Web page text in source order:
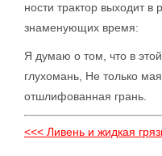
ности трактор выходит в
знаменующих время:
Я думаю о том, что в
глухомань, Не только
отшлифованная грань.
<<< Ливень и жидкая